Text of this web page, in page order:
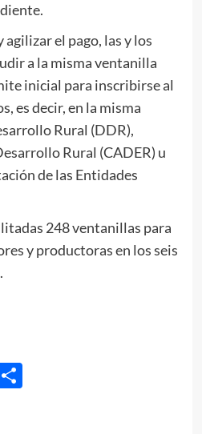
el pago, las y los
a la misma ventanilla
inicial para inscribirse al
es decir, en la misma
Rural (DDR),
Rural (CADER) u
de las Entidades
248 ventanillas para
y productoras en los seis
Compartir